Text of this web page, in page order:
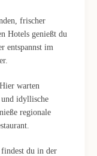
frischer
Hotels genießt du
entspannst im
warten
und idyllische
regionale
du in der